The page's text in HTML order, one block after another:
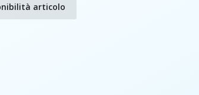
articolo